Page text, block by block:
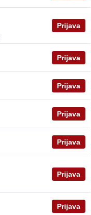
Prijava
Prijava
Prijava
Prijava
Prijava
Prijava
Prijava